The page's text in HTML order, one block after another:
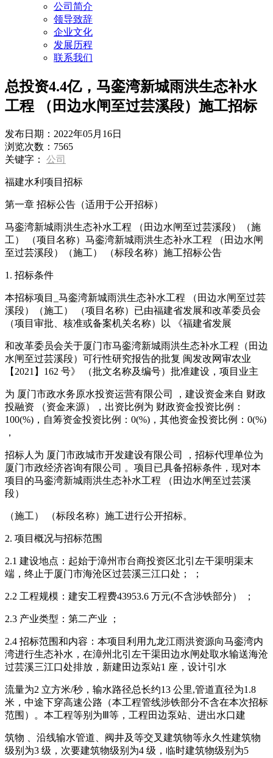
公司简介
领导致辞
企业文化
发展历程
联系我们
总投资4.4亿，马銮湾新城雨洪生态补水
工程 （田边水闸至过芸溪段）施工招标
发布日期： 2022年05月16日
浏览次数： 7565
关键字： 公司
福建水利项目招标
第一章 招标公告（适用于公开招标）
马銮湾新城雨洪生态补水工程 （田边水闸至过芸溪段）（施
工） （项目名称）马銮湾新城雨洪生态补水工程 （田边水闸
至过芸溪段）（施工） （标段名称）施工招标公告
1. 招标条件
本招标项目_马銮湾新城雨洪生态补水工程 （田边水闸至过芸
溪段）（施工） （项目名称）已由福建省发展和改革委员会
（项目审批、核准或备案机关名称）以 《福建省发展
和改革委员会关于厦门市马銮湾新城雨洪生态补水工程（田边
水闸至过芸溪段）可行性研究报告的批复 闽发改网审农业
【2021】162 号》 （批文名称及编号）批准建设，项目业主
为 厦门市政水务原水投资运营有限公司 ，建设资金来自 财政
投融资 （资金来源），出资比例为 财政资金投资比例：
100(%)，自筹资金投资比例：0(%)，其他资金投资比例：0(%)
，
招标人为 厦门市政城市开发建设有限公司 ，招标代理单位为
厦门市政经济咨询有限公司 。项目已具备招标条件，现对本
项目的马銮湾新城雨洪生态补水工程 （田边水闸至过芸溪
段）
（施工） （标段名称）施工进行公开招标。
2. 项目概况与招标范围
2.1 建设地点：起始于漳州市台商投资区北引左干渠明渠末
端，终止于厦门市海沧区过芸溪三江口处； ；
2.2 工程规模：建安工程费43953.6 万元(不含涉铁部分） ；
2.3 产业类型：第二产业 ；
2.4 招标范围和内容：本项目利用九龙江雨洪资源向马銮湾内
湾进行生态补水，在漳州北引左干渠田边水闸处取水输送海沧
过芸溪三江口处排放，新建田边泵站1 座，设计引水
流量为2 立方米/秒，输水路径总长约13 公里,管道直径为1.8
米，中途下穿高速公路（本工程管线涉铁部分不含在本次招标
范围）。本工程等别为Ⅲ等，工程田边泵站、进出水口建
筑物 、沿线输水管道、阀井及等交叉建筑物等永久性建筑物
级别为3 级，次要建筑物级别为4 级，临时建筑物级别为5